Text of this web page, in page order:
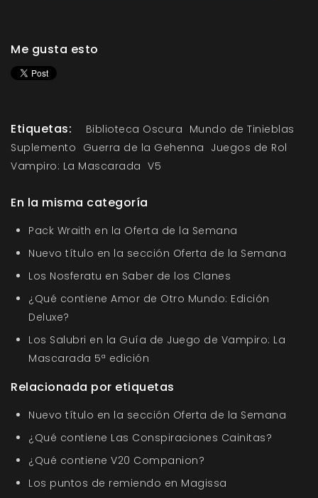
Me gusta esto
Etiquetas: Biblioteca Oscura Mundo de Tinieblas
Suplemento Guerra de la Gehenna Juegos de Rol
Vampiro: La Mascarada V5
En la misma categoría
Pack Wraith en la Oferta de la Semana
Nuevo título en la sección Oferta de la Semana
Los Nosferatu en Saber de los Clanes
¿Qué contiene Amor de Otro Mundo: Edición
Deluxe?
Los Salubri en la Guía de Juego de Vampiro: La
Mascarada 5ª edición
Relacionada por etiquetas
Nuevo título en la sección Oferta de la Semana
¿Qué contiene Las Conspiraciones Cainitas?
¿Qué contiene V20 Companion?
Los puntos de remiendo en Magissa